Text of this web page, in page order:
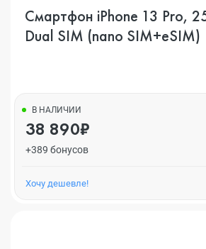
Смартфон iPhone 13 Pro,
Dual SIM (nano SIM+eSIM)
В НАЛИЧИИ
38 890₽
+389 бонусов
Хочу дешевле!